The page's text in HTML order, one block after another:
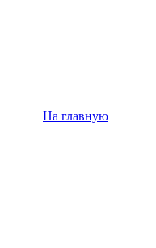
На главную